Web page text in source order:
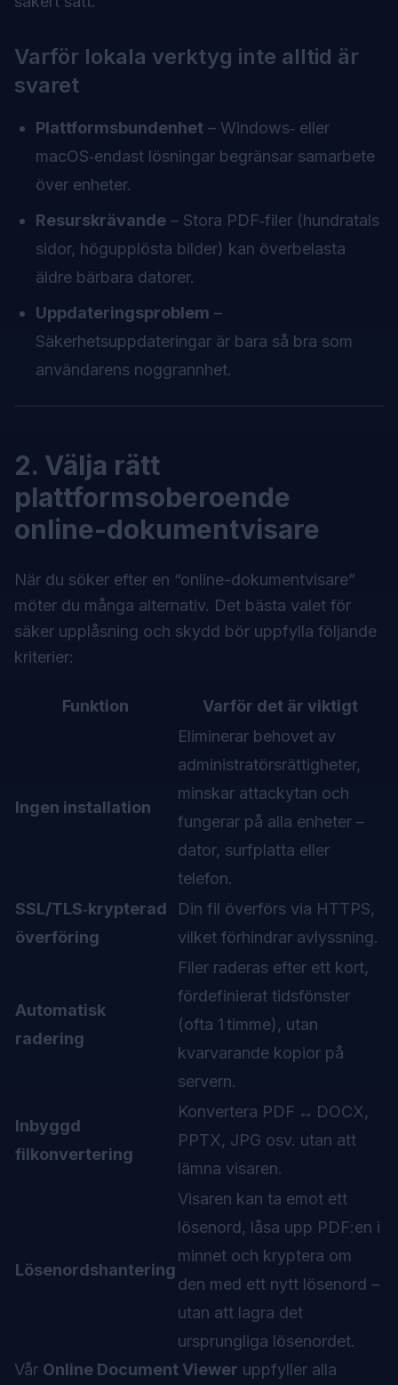
Varför lokala verktyg inte alltid är
svaret
Plattformsbundenhet – Windows‑ eller
macOS‑endast lösningar begränsar samarbete
över enheter.
Resurskrävande – Stora PDF‑filer (hundratals
sidor, högupplösta bilder) kan överbelasta
äldre bärbara datorer.
Uppdateringsproblem –
Säkerhetsuppdateringar är bara så bra som
användarens noggrannhet.
2. Välja rätt
plattformsoberoende
online-dokumentvisare
När du söker efter en “online-dokumentvisare”
möter du många alternativ. Det bästa valet för
säker upplåsning och skydd bör uppfylla följande
kriterier:
Funktion Varför det är viktigt
Ingen installation
Eliminerar behovet av
administratörsrättigheter,
minskar attackytan och
fungerar på alla enheter –
dator, surfplatta eller
telefon.
SSL/TLS‑krypterad
överföring
Din fil överförs via HTTPS,
vilket förhindrar avlyssning.
Automatisk
radering
Filer raderas efter ett kort,
fördefinierat tidsfönster
(ofta 1 timme), utan
kvarvarande kopior på
servern.
Inbyggd
filkonvertering
Konvertera PDF ↔ DOCX,
PPTX, JPG osv. utan att
lämna visaren.
Lösenordshantering
Visaren kan ta emot ett
lösenord, låsa upp PDF:en i
minnet och kryptera om
den med ett nytt lösenord –
utan att lagra det
ursprungliga lösenordet.
Vår Online Document Viewer uppfyller alla